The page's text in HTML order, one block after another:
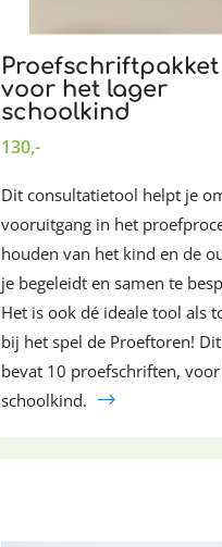
Proefschriftpakket
voor het lager
schoolkind
130,-
Dit consultatietool helpt je
vooruitgang in het
houden van het kind en de
je begeleidt en samen te
Het is ook dé ideale tool als
bij het spel de Proeftoren!
bevat 10 proefschriften,
schoolkind.